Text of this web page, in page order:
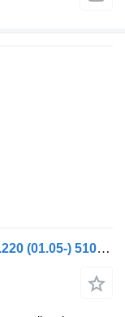
Tubo di raffreddamento MAN TGL 12.220 (01.05-) 51094110937 per trattore stradale MAN TGL, TGM, TGS, TGX (2005-2021)